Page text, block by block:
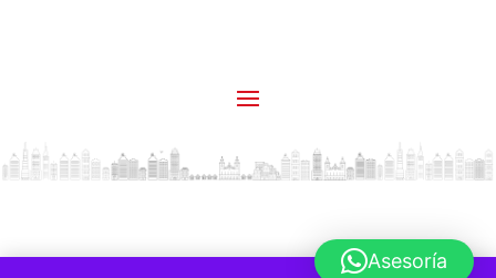
Asesoría